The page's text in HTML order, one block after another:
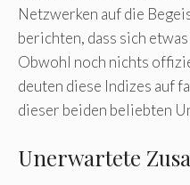
Netzwerken auf die
berichten, dass sich
Obwohl noch nichts
deuten diese Indizes auf
dieser beiden beliebten
Unerwartete